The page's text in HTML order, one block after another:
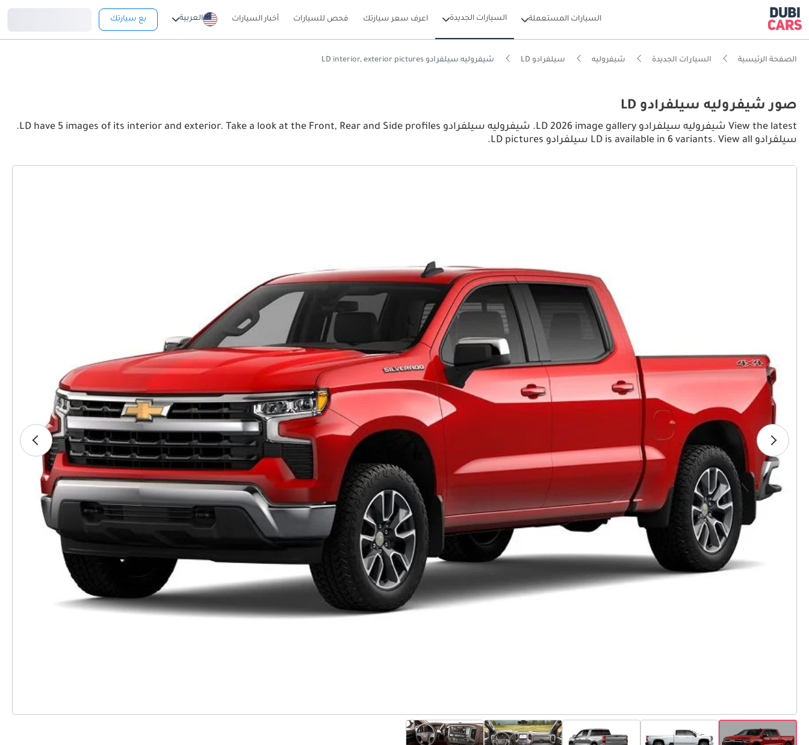
السيارات المستعملة السيارات الجديدة اعرف سعر سيارتك فحص للسيارات أخبار السيارات العربية بع سيارتك
الصفحة الرئيسية السيارات الجديدة شيفروليه سيلفرادو LD شيفروليه سيلفرادو LD interior, exterior pictures
صور شيفروليه سيلفرادو LD
View the latest شيفروليه سيلفرادو LD 2026 image gallery. شيفروليه سيلفرادو LD have 5 images of its interior and exterior. Take a look at the Front, Rear and Side profiles.
سيلفرادو LD is available in 6 variants. View all سيلفرادو LD pictures.